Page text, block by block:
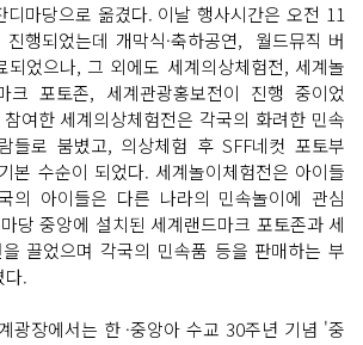
디마당으로 옮겼다. 이날 행사시간은 오전 11
행되었는데 개막식·축하공연, 월드뮤직 버
되었으나, 그 외에도 세계의상체험전, 세계놀
크 포토존, 세계관광홍보전이 진행 중이었
여한 세계의상체험전은 각국의 화려한 민속
들로 붐볐고, 의상체험 후 SFF네컷 포토부
본 수순이 되었다. 세계놀이체험전은 아이들
의 아이들은 다른 나라의 민속놀이에 관심
당 중앙에 설치된 세계랜드마크 포토존과 세
끌었으며 각국의 민속품 등을 판매하는 부
다.
광장에서는 한 ·중앙아 수교 30주년 기념 '중